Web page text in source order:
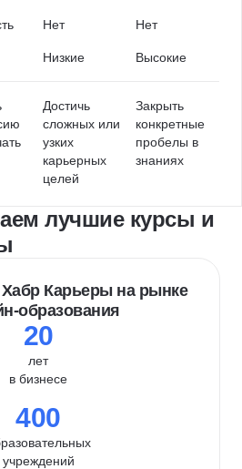
Нет Нет
Низкие Высокие
Достичь
сложных или
узких
карьерных
целей
Закрыть
конкретные
пробелы в
знаниях
лучшие курсы и
Карьеры на рынке
образования
20
лет
в бизнесе
400
учреждений